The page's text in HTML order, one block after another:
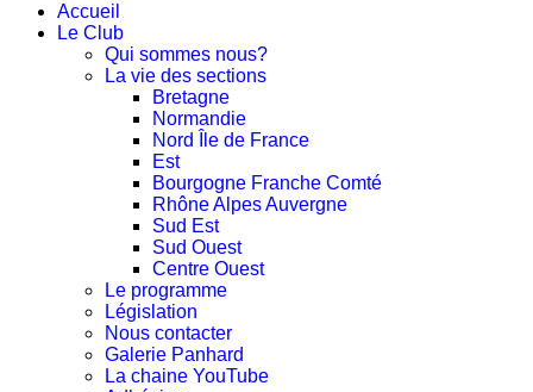
Accueil
Le Club
Qui sommes nous?
La vie des sections
Bretagne
Normandie
Nord Île de France
Est
Bourgogne Franche Comté
Rhône Alpes Auvergne
Sud Est
Sud Ouest
Centre Ouest
Le programme
Législation
Nous contacter
Galerie Panhard
La chaine YouTube